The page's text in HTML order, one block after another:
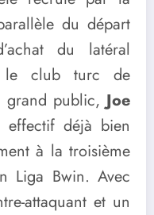
du départ
du latéral
le club turc de
grand public,Joe
déjà bien
à la troisième
Liga Bwin. Avec
attaquant et un